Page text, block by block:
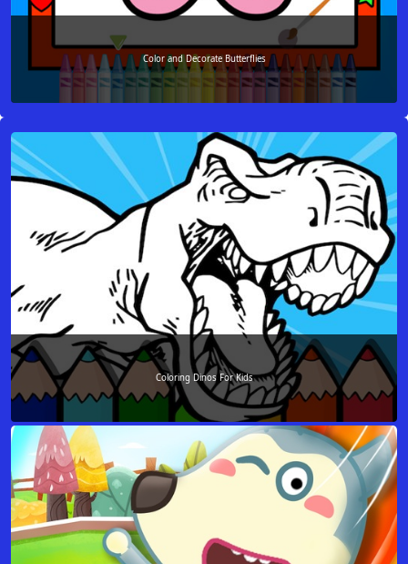
Color and Decorate Butterflies
Coloring Dinos For Kids